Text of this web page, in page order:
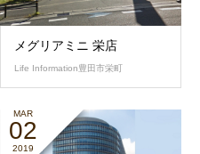
メグリアミニ 栄店
Life Information豊田市栄町
MAR
02
2019